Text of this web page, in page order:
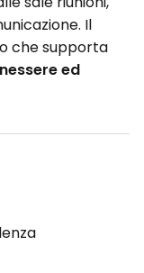
Il
che supporta
ed